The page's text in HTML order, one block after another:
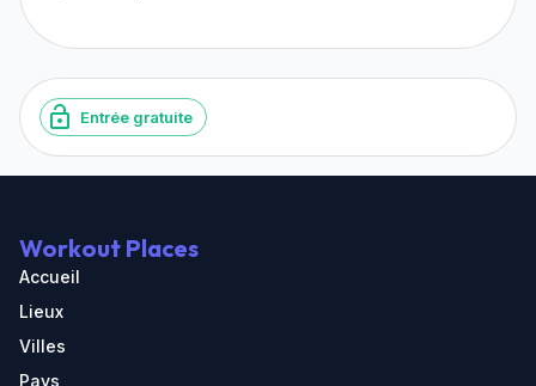
Entrée gratuite
Workout Places
Accueil
Lieux
Villes
Pays